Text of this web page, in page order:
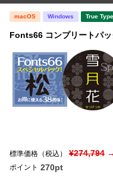
macOS Windows True
Fonts66 コンプリートパ
標準価格（税込） ¥274,794
ポイント 270pt